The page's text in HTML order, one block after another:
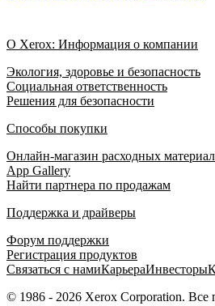
О Xerox: Информация о компании
Экология, здоровье и безопасность
Социальная ответственность
Решения для безопасности
Способы покупки
Онлайн-магазин расходных
App Gallery
Найти партнера по продажам
Поддержка и драйверы
Форум поддержки
Регистрация продуктов
Связаться с намиКарьераИнвесторы
© 1986 - 2026 Xerox Corporation.